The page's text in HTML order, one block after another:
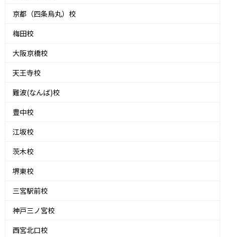
京都（四条烏丸）校
梅田校
大阪京橋校
天王寺校
難波(なんば)校
豊中校
江坂校
茨木校
堺東校
三宮駅前校
神戸三ノ宮校
西宮北口校